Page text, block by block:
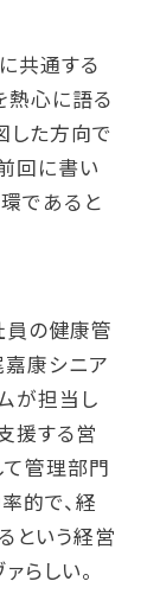
共通する
熱心に語る
した方向で
回に書い
であると
の健康管
嘉康シニア
が担当し
援する営
て管理部門
的で、経
という経営
らしい。